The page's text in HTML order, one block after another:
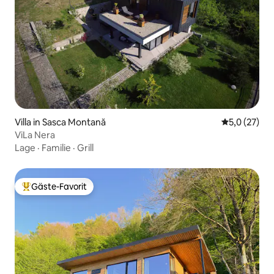
Villa in Sasca Montană
5,0 (27)
ViLa Nera
Lage · Familie · Grill
Beliebter Gäste-Favorit.
Gäste-Favorit